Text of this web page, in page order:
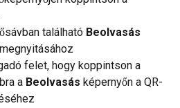
található Beolvasás
felet, hogy koppintson a
a Beolvasás képernyőn a QR-